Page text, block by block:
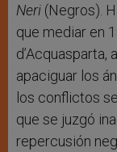
Neri (Negros).
que mediar en
d’Acquasparta,
apaciguar los
los conflictos
que se juzgó
repercusión